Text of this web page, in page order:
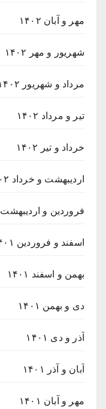
مهر و آبان ۱۴۰۲
شهریور و مهر ۱۴۰۲
مرداد و شهریور ۱۴۰۲
تیر و مرداد ۱۴۰۲
خرداد و تیر ۱۴۰۲
اردیبهشت و خرداد ۱۴۰۲
فروردین و اردیبهشت ۱۴۰۲
اسفند و فروردین ۱۴۰۱
بهمن و اسفند ۱۴۰۱
دی و بهمن ۱۴۰۱
آذر و دی ۱۴۰۱
آبان و آذر ۱۴۰۱
مهر و آبان ۱۴۰۱